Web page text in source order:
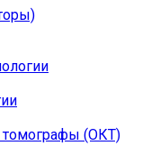
томографы (ОКТ)